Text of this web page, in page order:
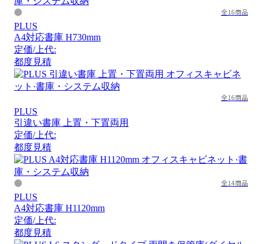
全16商品
PLUS
A4対応書庫 H730mm
定価/上代:
都度見積
全16商品
PLUS
引違い書庫 上置・下置両用
定価/上代:
都度見積
全14商品
PLUS
A4対応書庫 H1120mm
定価/上代:
都度見積